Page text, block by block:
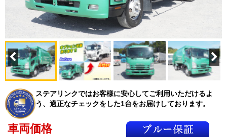
ステアリンクではお客様に安心してご利用いただけるよ
う、適正なチェックをした1台をお届けしております。
車両価格